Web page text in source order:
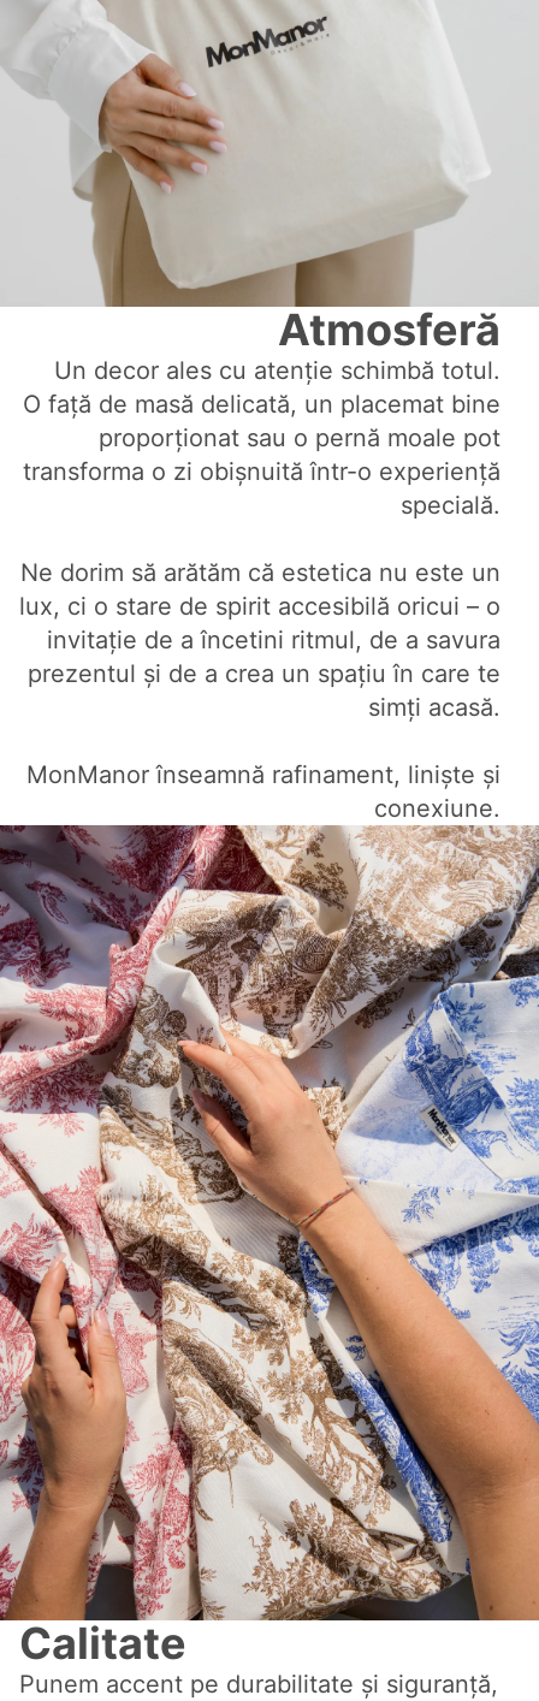
Atmosferă
Un decor ales cu atenție schimbă totul.
O față de masă delicată, un placemat bine
proporționat sau o pernă moale pot
transforma o zi obișnuită într-o experiență
specială.
Ne dorim să arătăm că estetica nu este un
lux, ci o stare de spirit accesibilă oricui – o
invitație de a încetini ritmul, de a savura
prezentul și de a crea un spațiu în care te
simți acasă.
MonManor înseamnă rafinament, liniște și
conexiune.
Calitate
Punem accent pe durabilitate și siguranță,